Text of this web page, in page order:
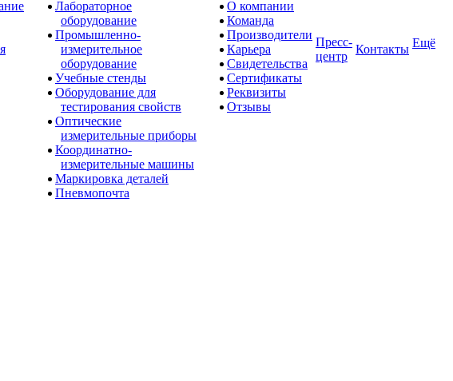
Лабораторное
оборудование
Промышленно-
измерительное
оборудование
Учебные стенды
Оборудование для
тестирования свойств
Оптические
измерительные приборы
Координатно-
измерительные машины
Маркировка деталей
Пневмопочта
О компании
Команда
Производители
Карьера
Свидетельства
Сертификаты
Реквизиты
Отзывы
Пресс-
центр
Контакты Ещё